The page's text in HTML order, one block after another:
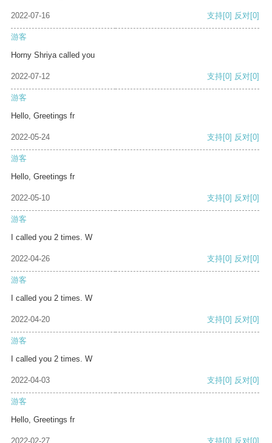
2022-07-16 支持[0] 反对[0]
游客
Horny Shriya called you
2022-07-12 支持[0] 反对[0]
游客
Hello, Greetings fr
2022-05-24 支持[0] 反对[0]
游客
Hello, Greetings fr
2022-05-10 支持[0] 反对[0]
游客
I called you 2 times. W
2022-04-26 支持[0] 反对[0]
游客
I called you 2 times. W
2022-04-20 支持[0] 反对[0]
游客
I called you 2 times. W
2022-04-03 支持[0] 反对[0]
游客
Hello, Greetings fr
2022-02-27 支持[0] 反对[0]